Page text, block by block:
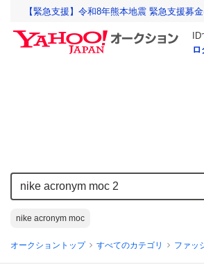
【緊急支援】令和8年熊本地震 緊急支援募
ロ
nike acronym moc
オークショントップ すべてのカテゴリ ファッ